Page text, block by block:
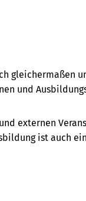
gleichermaßen
und
externen
ist auch